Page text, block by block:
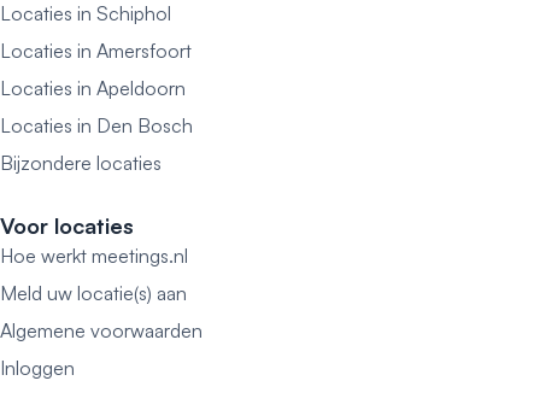
Locaties in Schiphol
Locaties in Amersfoort
Locaties in Apeldoorn
Locaties in Den Bosch
Bijzondere locaties
Voor locaties
Hoe werkt meetings.nl
Meld uw locatie(s) aan
Algemene voorwaarden
Inloggen